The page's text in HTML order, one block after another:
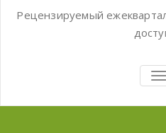
Рецензируемый